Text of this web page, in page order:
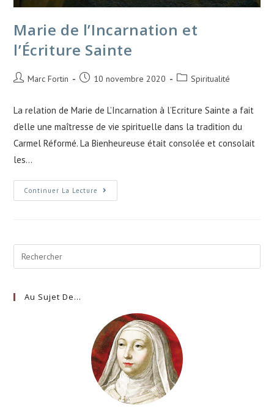
Marie de l’Incarnation et
l’Écriture Sainte
Marc Fortin 10 novembre 2020 Spiritualité
La relation de Marie de L’Incarnation à l’Ecriture Sainte a fait
d’elle une maîtresse de vie spirituelle dans la tradition du
Carmel Réformé. La Bienheureuse était consolée et consolait
les…
Continuer La Lecture
Au Sujet De…